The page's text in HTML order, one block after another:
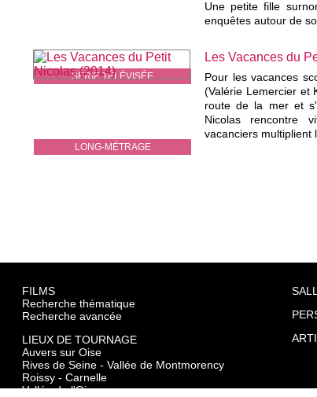
SÉRIE TÉLÉVISÉE
Une petite fille
enquêtes autour de
LONG-MÉTRAGE
Les Vacances du
Pour les vacances
(Valérie Lemercier et
route de la mer et
Nicolas rencontre
vacanciers multiplient
FILMS
Recherche thématique
Recherche avancée
LIEUX DE TOURNAGE
Auvers sur Oise
Rives de Seine - Vallée de Montmorency
Roissy - Carnelle
Vallée de l'Oise